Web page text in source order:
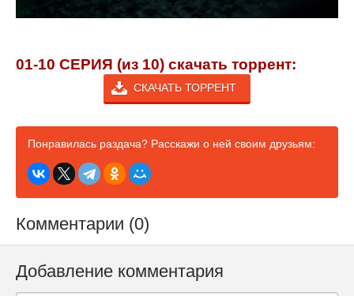
01-10 СЕРИЯ (из 10) скачать торрент:
СКАЧАТЬ ТОРРЕНТ
Понравилась раздача? Расскажи о ней своим друзьям:
Комментарии (0)
Добавление комментария